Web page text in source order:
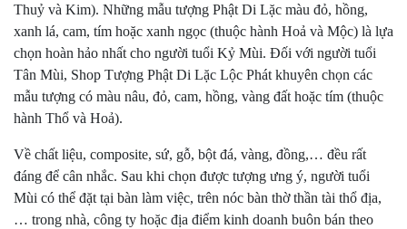
Thuỷ và Kim). Những mẫu tượng Phật Di Lặc màu đỏ, hồng,
xanh lá, cam, tím hoặc xanh ngọc (thuộc hành Hoả và Mộc) là lựa
chọn hoàn hảo nhất cho người tuổi Kỷ Mùi. Đối với người tuổi
Tân Mùi, Shop Tượng Phật Di Lặc Lộc Phátkhuyên chọn các
mẫu tượng có màu nâu, đỏ, cam, hồng, vàng đất hoặc tím (thuộc
hành Thổ và Hoả).
Về chất liệu, composite, sứ, gỗ, bột đá, vàng, đồng,… đều rất
đáng để cân nhắc. Sau khi chọn được tượng ưng ý, người tuổi
Mùi có thể đặt tại bàn làm việc, trên nóc bàn thờ thần tài thổ địa,
… trong nhà, công ty hoặc địa điểm kinh doanh buôn bán theo